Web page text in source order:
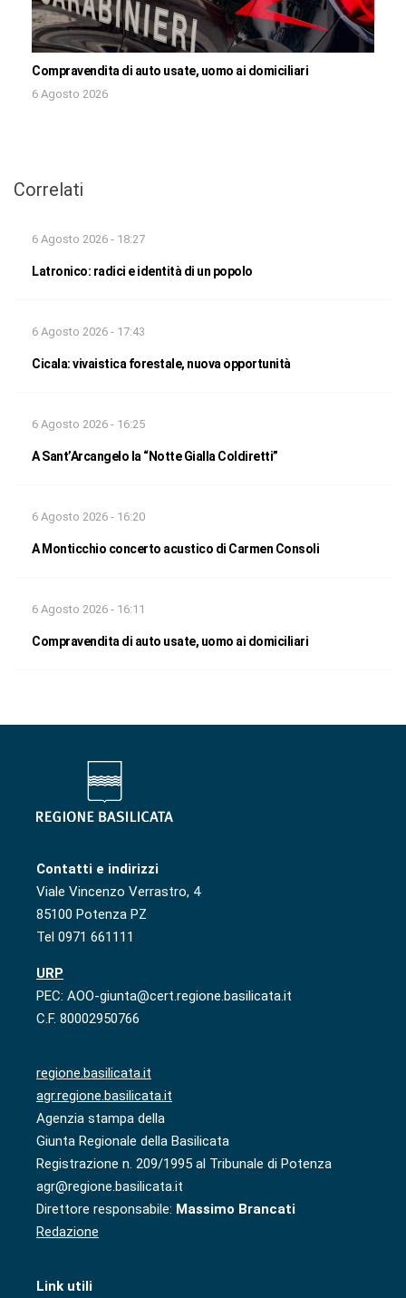
Compravendita di auto usate, uomo ai domiciliari
6 Agosto 2026
Correlati
6 Agosto 2026 - 18:27
Latronico: radici e identità di un popolo
6 Agosto 2026 - 17:43
Cicala: vivaistica forestale, nuova opportunità
6 Agosto 2026 - 16:25
A Sant’Arcangelo la “Notte Gialla Coldiretti”
6 Agosto 2026 - 16:20
A Monticchio concerto acustico di Carmen Consoli
6 Agosto 2026 - 16:11
Compravendita di auto usate, uomo ai domiciliari
Contatti e indirizzi
Viale Vincenzo Verrastro, 4
85100 Potenza PZ
Tel 0971 661111
URP
PEC: AOO-giunta@cert.regione.basilicata.it
C.F. 80002950766
regione.basilicata.it
agr.regione.basilicata.it
Agenzia stampa della
Giunta Regionale della Basilicata
Registrazione n. 209/1995 al Tribunale di Potenza
agr@regione.basilicata.it
Direttore responsabile: Massimo Brancati
Redazione
Link utili